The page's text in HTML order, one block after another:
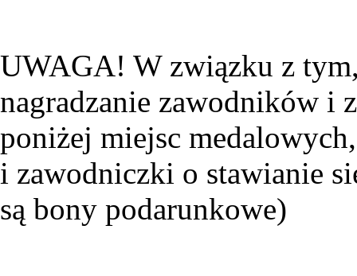
UWAGA! W związku z
nagradzanie zawodników i
poniżej miejsc
i zawodniczki o stawianie
są bony podarunkowe)